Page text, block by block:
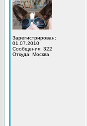
Зарегистрирован:
01.07.2010
Сообщения: 322
Откуда: Москва